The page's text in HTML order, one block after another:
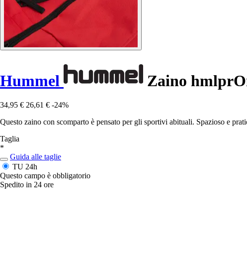
Hummel Zaino
34,95 € 26,61 € -24%
Questo zaino con scomparto è pensato per gli sportivi abituali. Spazioso e
Taglia
*
Guida alle taglie
TU 24h
Questo campo è obbligatorio
Spedito in 24 ore